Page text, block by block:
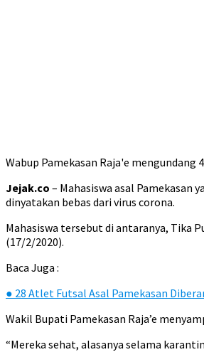
Wabup Pamekasan Raja'e
Jejak.co – Mahasiswa asal Pamekasan
dinyatakan bebas dari virus corona.
Mahasiswa tersebut di antaranya, Tika
(17/2/2020).
Baca Juga :
● 28 Atlet Futsal Asal Pamekasan
Wakil Bupati Pamekasan Raja’e
“Mereka sehat, alasanya selama